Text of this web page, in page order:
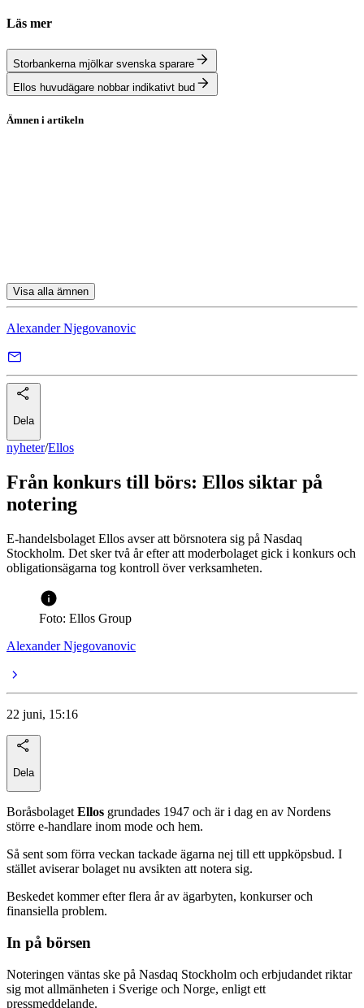
Läs mer
Storbankerna mjölkar svenska sparare
Ellos huvudägare nobbar indikativt bud
Ämnen i artikeln
Visa alla ämnen
Alexander Njegovanovic
Dela
nyheter/Ellos
Från konkurs till börs: Ellos siktar på
notering
E-handelsbolaget Ellos avser att börsnotera sig på Nasdaq
Stockholm. Det sker två år efter att moderbolaget gick i konkurs och
obligationsägarna tog kontroll över verksamheten.
Foto: Ellos Group
Alexander Njegovanovic
22 juni, 15:16
Dela
Boråsbolaget Ellos grundades 1947 och är i dag en av Nordens
större e-handlare inom mode och hem.
Så sent som förra veckan tackade ägarna nej till ett uppköpsbud. I
stället aviserar bolaget nu avsikten att notera sig.
Beskedet kommer efter flera år av ägarbyten, konkurser och
finansiella problem.
In på börsen
Noteringen väntas ske på Nasdaq Stockholm och erbjudandet riktar
sig mot allmänheten i Sverige och Norge, enligt ett
pressmeddelande.